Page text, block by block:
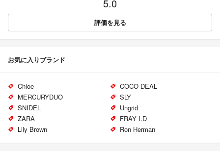
5.0
評価を見る
お気に入りブランド
Chloe
COCO DEAL
MERCURYDUO
SLY
SNIDEL
Ungrid
ZARA
FRAY I.D
Lily Brown
Ron Herman